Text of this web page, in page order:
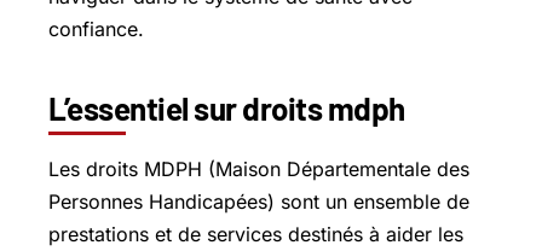
confiance.
L’essentiel sur droits mdph
Les droits MDPH (Maison Départementale des
Personnes Handicapées) sont un ensemble de
prestations et de services destinés à aider les